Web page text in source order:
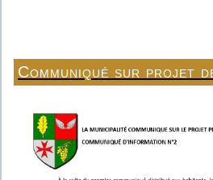
Communiqué sur projet